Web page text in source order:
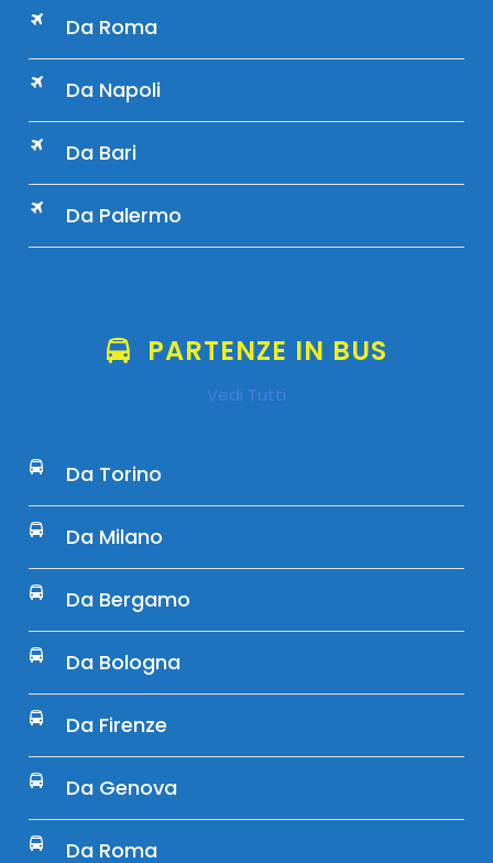
Da Roma
Da Napoli
Da Bari
Da Palermo
PARTENZE IN BUS
Vedi Tutti
Da Torino
Da Milano
Da Bergamo
Da Bologna
Da Firenze
Da Genova
Da Roma